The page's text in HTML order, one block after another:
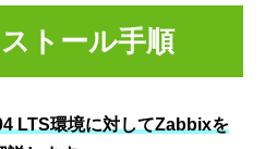
トール手順
LTS環境に対してZabbixを